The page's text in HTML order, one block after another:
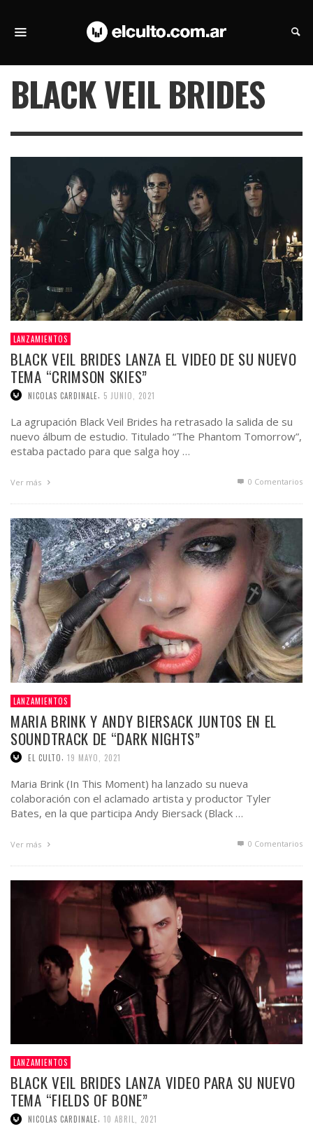
BLACK VEIL BRIDES
LANZAMIENTOS
BLACK VEIL BRIDES LANZA EL VIDEO DE SU NUEVO
TEMA “CRIMSON SKIES”
NICOLAS CARDINALE 5 JUNIO, 2021
La agrupación Black Veil Brides ha retrasado la salida de su
nuevo álbum de estudio. Titulado “The Phantom Tomorrow”,
estaba pactado para que salga hoy …
Ver más 0 Comentarios
LANZAMIENTOS
MARIA BRINK Y ANDY BIERSACK JUNTOS EN EL
SOUNDTRACK DE “DARK NIGHTS”
EL CULTO 19 MAYO, 2021
Maria Brink (In This Moment) ha lanzado su nueva
colaboración con el aclamado artista y productor Tyler
Bates, en la que participa Andy Biersack (Black …
Ver más 0 Comentarios
LANZAMIENTOS
BLACK VEIL BRIDES LANZA VIDEO PARA SU NUEVO
TEMA “FIELDS OF BONE”
NICOLAS CARDINALE, 10 ABRIL, 2021